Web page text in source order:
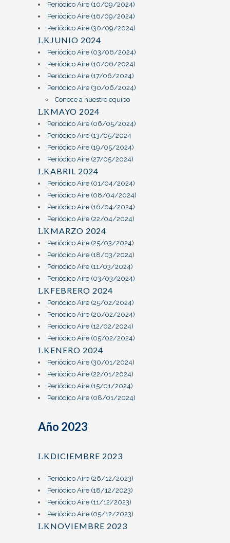
Periódico Aire (10/09/2024)
Periódico Aire (16/09/2024)
Periódico Aire (30/09/2024)
JUNIO 2024
Periódico Aire (03/06/2024)
Periódico Aire (10/06/2024)
Periódico Aire (17/06/2024)
Periódico Aire (30/06/2024)
Conoce a nuestro equipo
MAYO 2024
Periódico Aire (06/05/2024)
Periódico Aire (13/05/2024
Periódico Aire (19/05/2024)
Periódico Aire (27/05/2024)
ABRIL 2024
Periódico Aire (01/04/2024)
Periódico Aire (08/04/2024)
Periódico Aire (16/04/2024)
Periódico Aire (22/04/2024)
MARZO 2024
Periódico Aire (25/03/2024)
Periódico Aire (18/03/2024)
Periódico Aire (11/03/2024)
Periódico Aire (03/03/2024)
FEBRERO 2024
Periódico Aire (25/02/2024)
Periódico Aire (20/02/2024)
Periódico Aire (12/02/2024)
Periódico Aire (05/02/2024)
ENERO 2024
Periódico Aire (30/01/2024)
Periódico Aire (22/01/2024)
Periódico Aire (15/01/2024)
Periódico Aire (08/01/2024)
Año 2023
DICIEMBRE 2023
Periódico Aire (26/12/2023)
Periódico Aire (18/12/2023)
Periódico Aire (11/12/2023)
Periódico Aire (05/12/2023)
NOVIEMBRE 2023